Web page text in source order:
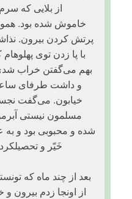
از بلایی که
خاموش شده بود.
پرتش کردن بیرون.
با پا زدن توی
بهم می‌گفتن خراب
و داشت طرفای
خیابون. می‌گفت
مسلمون نیستی
شده و محبوبی بود و به
خَیّر و
بعد از چند ماه که
از اونجا زدم بیرون